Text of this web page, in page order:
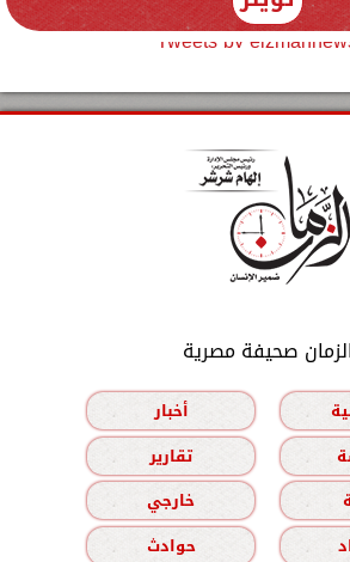
Tweets by
الزمان صحيفة مصرية
أخبار
تقارير
خارجي
حوادث